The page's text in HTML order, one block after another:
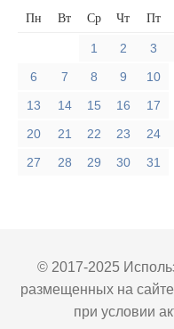
Пн Вт Ср Чт Пт
1 2 3
6 7 8 9 10
13 14 15 16 17
20 21 22 23 24
27 28 29 30 31
© 2017-2025
размещенных на
при условии